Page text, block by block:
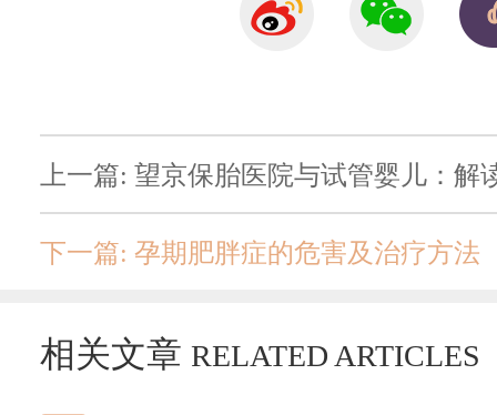
上一篇: 望京保胎医院与试管婴儿：解
下一篇: 孕期肥胖症的危害及治疗方法
相关文章 RELATED ARTICLES